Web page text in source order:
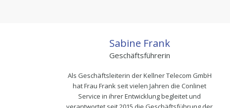
Sabine Frank
Geschäftsführerin
Als Geschäftsleiterin der Kellner Telecom GmbH
hat Frau Frank seit vielen Jahren die Conlinet
Service in ihrer Entwicklung begleitet und